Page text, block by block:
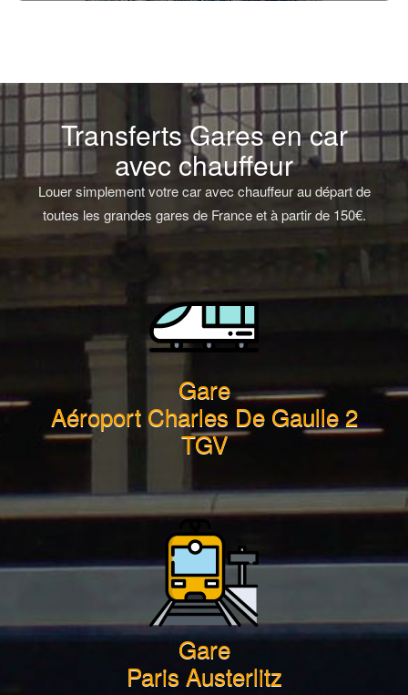
Transferts Gares en car
avec chauffeur
Louer simplement votre car avec chauffeur au départ de
toutes les grandes gares de France et à partir de 150€.
Gare
Aéroport Charles De Gaulle 2
TGV
Gare
Paris Austerlitz